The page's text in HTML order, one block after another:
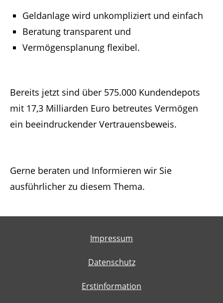
Geldanlage wird unkompliziert und einfach
Beratung transparent und
Vermögensplanung flexibel.
Bereits jetzt sind über 575.000 Kundendepots
mit 17,3 Milliarden Euro betreutes Vermögen
ein beeindruckender Vertrauensbeweis.
Gerne beraten und Informieren wir Sie
ausführlicher zu diesem Thema.
Impressum
Datenschutz
Erstinformation